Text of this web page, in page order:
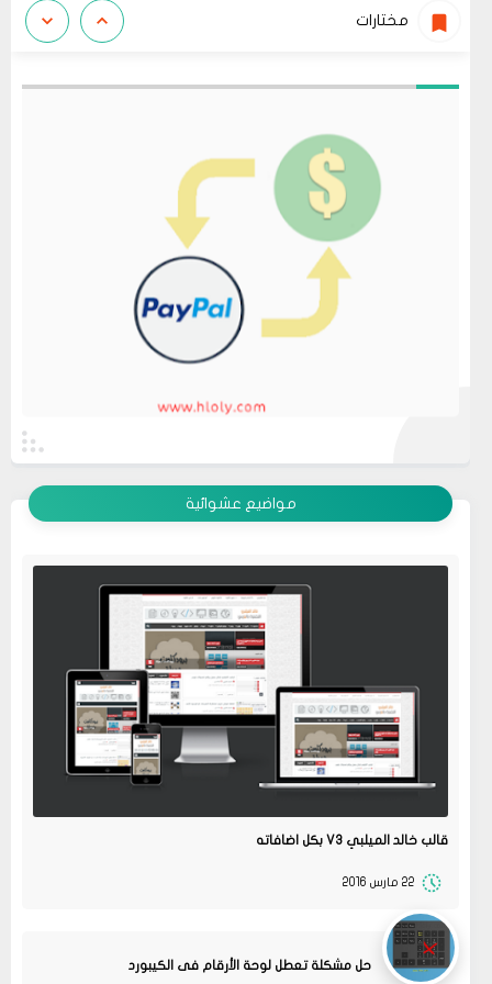
مختارات
عرض الكل
مواضيع عشوائية
قالب خالد الميلبي V3 بكل اضافاته
22 مارس 2016
حل مشكلة تعطل لوحة الأرقام فى الكيبورد